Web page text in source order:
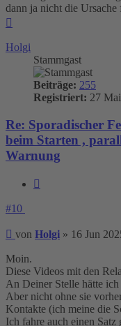
dann ja nicht die Ursache
Holgi
Stammgast
Beiträge: 255
Registriert: 27
Re: Sporadischer
beim Starten ,
Warnung
#10
Beitrag
von Holgi » 16 Jun
Moin.
Diese Videos mit den
An Deiner Stelle hätte
Aber nicht ohne sie
Kontakte (ich meine die
Ich fahre auch einen Satz